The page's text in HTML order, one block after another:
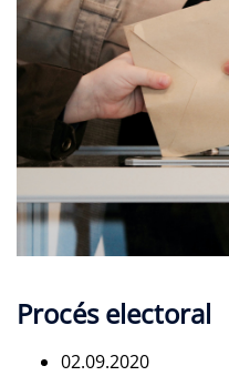
Procés electoral
02.09.2020